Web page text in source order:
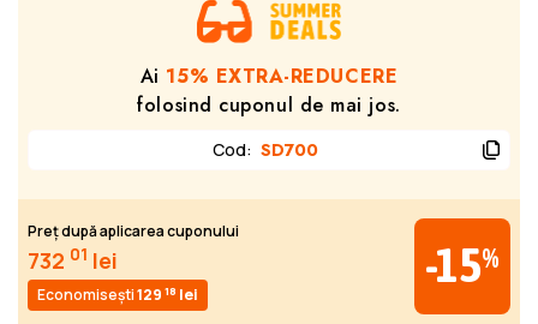
Ai 15% EXTRA-REDUCERE
folosind cuponul de mai jos.
Cod: SD700
Preț după aplicarea cuponului
732 01 lei
Economisești129 18 lei
-15%